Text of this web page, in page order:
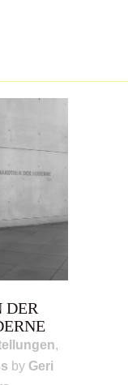
DER
,
by Geri